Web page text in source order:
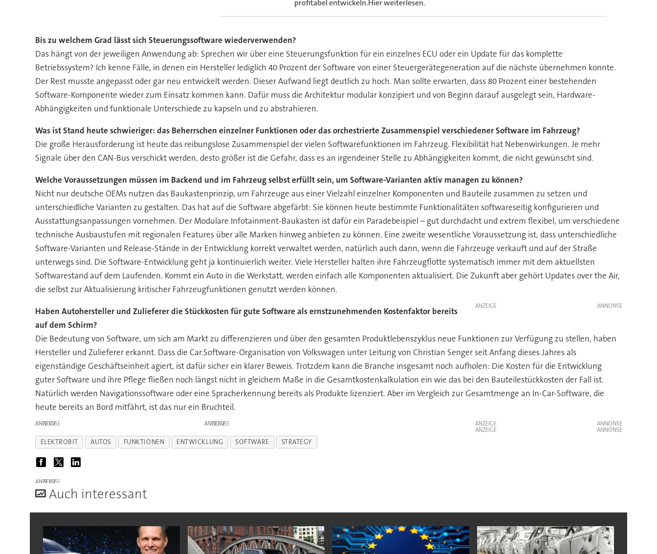
profitabel entwickeln.Hier weiterlesen.
Bis zu welchem Grad lässt sich Steuerungssoftware wiederverwenden?
Das hängt von der jeweiligen Anwendung ab: Sprechen wir über eine Steuerungsfunktion für ein einzelnes ECU oder ein Update für das komplette
Betriebssystem? Ich kenne Fälle, in denen ein Hersteller lediglich 40 Prozent der Software von einer Steuergerätegeneration auf die nächste übernehmen konnte.
Der Rest musste angepasst oder gar neu entwickelt werden. Dieser Aufwand liegt deutlich zu hoch. Man sollte erwarten, dass 80 Prozent einer bestehenden
Software-Komponente wieder zum Einsatz kommen kann. Dafür muss die Architektur modular konzipiert und von Beginn darauf ausgelegt sein, Hardware-
Abhängigkeiten und funktionale Unterschiede zu kapseln und zu abstrahieren.
Was ist Stand heute schwieriger: das Beherrschen einzelner Funktionen oder das orchestrierte Zusammenspiel verschiedener Software im Fahrzeug?
Die große Herausforderung ist heute das reibungslose Zusammenspiel der vielen Softwarefunktionen im Fahrzeug. Flexibilität hat Nebenwirkungen. Je mehr
Signale über den CAN-Bus verschickt werden, desto größer ist die Gefahr, dass es an irgendeiner Stelle zu Abhängigkeiten kommt, die nicht gewünscht sind.
Welche Voraussetzungen müssen im Backend und im Fahrzeug selbst erfüllt sein, um Software-Varianten aktiv managen zu können?
Nicht nur deutsche OEMs nutzen das Baukastenprinzip, um Fahrzeuge aus einer Vielzahl einzelner Komponenten und Bauteile zusammen zu setzen und
unterschiedliche Varianten zu gestalten. Das hat auf die Software abgefärbt: Sie können heute bestimmte Funktionalitäten softwareseitig konfigurieren und
Ausstattungsanpassungen vornehmen. Der Modulare Infotainment-Baukasten ist dafür ein Paradebeispiel – gut durchdacht und extrem flexibel, um verschiedene
technische Ausbaustufen mit regionalen Features über alle Marken hinweg anbieten zu können. Eine zweite wesentliche Voraussetzung ist, dass unterschiedliche
Software-Varianten und Release-Stände in der Entwicklung korrekt verwaltet werden, natürlich auch dann, wenn die Fahrzeuge verkauft und auf der Straße
unterwegs sind. Die Software-Entwicklung geht ja kontinuierlich weiter. Viele Hersteller halten ihre Fahrzeugflotte systematisch immer mit dem aktuellsten
Softwarestand auf dem Laufenden. Kommt ein Auto in die Werkstatt, werden einfach alle Komponenten aktualisiert. Die Zukunft aber gehört Updates over the Air,
die selbst zur Aktualisierung kritischer Fahrzeugfunktionen genutzt werden können.
ANZEIGE
Haben Autohersteller und Zulieferer die Stückkosten für gute Software als ernstzunehmenden Kostenfaktor bereits
auf dem Schirm?
Die Bedeutung von Software, um sich am Markt zu differenzieren und über den gesamten Produktlebenszyklus neue Funktionen zur Verfügung zu stellen, haben
Hersteller und Zulieferer erkannt. Dass die Car.Software-Organisation von Volkswagen unter Leitung von Christian Senger seit Anfang dieses Jahres als
eigenständige Geschäftseinheit agiert, ist dafür sicher ein klarer Beweis. Trotzdem kann die Branche insgesamt noch aufholen: Die Kosten für die Entwicklung
guter Software und ihre Pflege fließen noch längst nicht in gleichem Maße in die Gesamtkostenkalkulation ein wie das bei den Bauteilestückkosten der Fall ist.
Natürlich werden Navigationssoftware oder eine Spracherkennung bereits als Produkte lizenziert. Aber im Vergleich zur Gesamtmenge an In-Car-Software, die
heute bereits an Bord mitfährt, ist das nur ein Bruchteil.
ANZEIGE ANZEIGE
ANZEIGE
ANZEIGE
ELEKTROBIT AUTOS FUNKTIONEN ENTWICKLUNG SOFTWARE STRATEGY
ANZEIGE
Auch interessant